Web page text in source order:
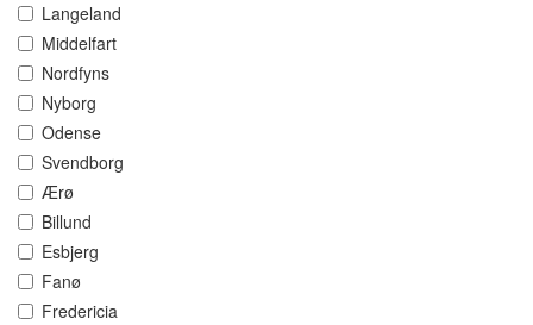
Langeland
Middelfart
Nordfyns
Nyborg
Odense
Svendborg
Ærø
Billund
Esbjerg
Fanø
Fredericia